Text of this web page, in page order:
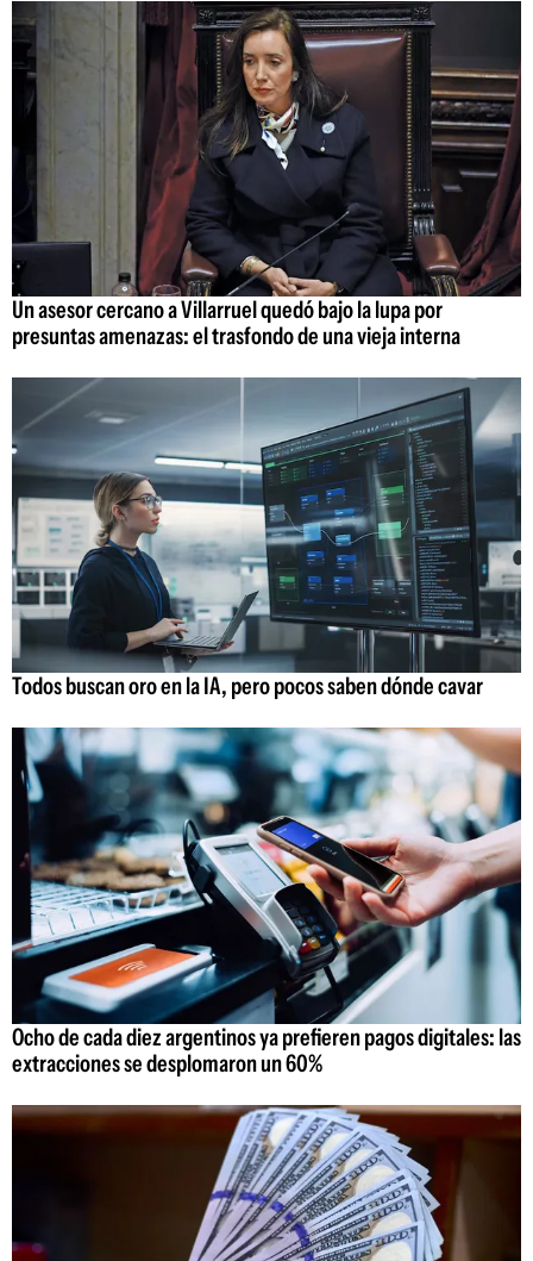
Un asesor cercano a Villarruel quedó bajo la lupa por
presuntas amenazas: el trasfondo de una vieja interna
Todos buscan oro en la IA, pero pocos saben dónde cavar
Ocho de cada diez argentinos ya prefieren pagos digitales: las
extracciones se desplomaron un 60%